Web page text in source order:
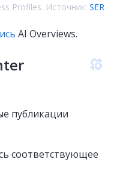
Profiles. Источник: SER
AI Overviews.
публикации
соответствующее